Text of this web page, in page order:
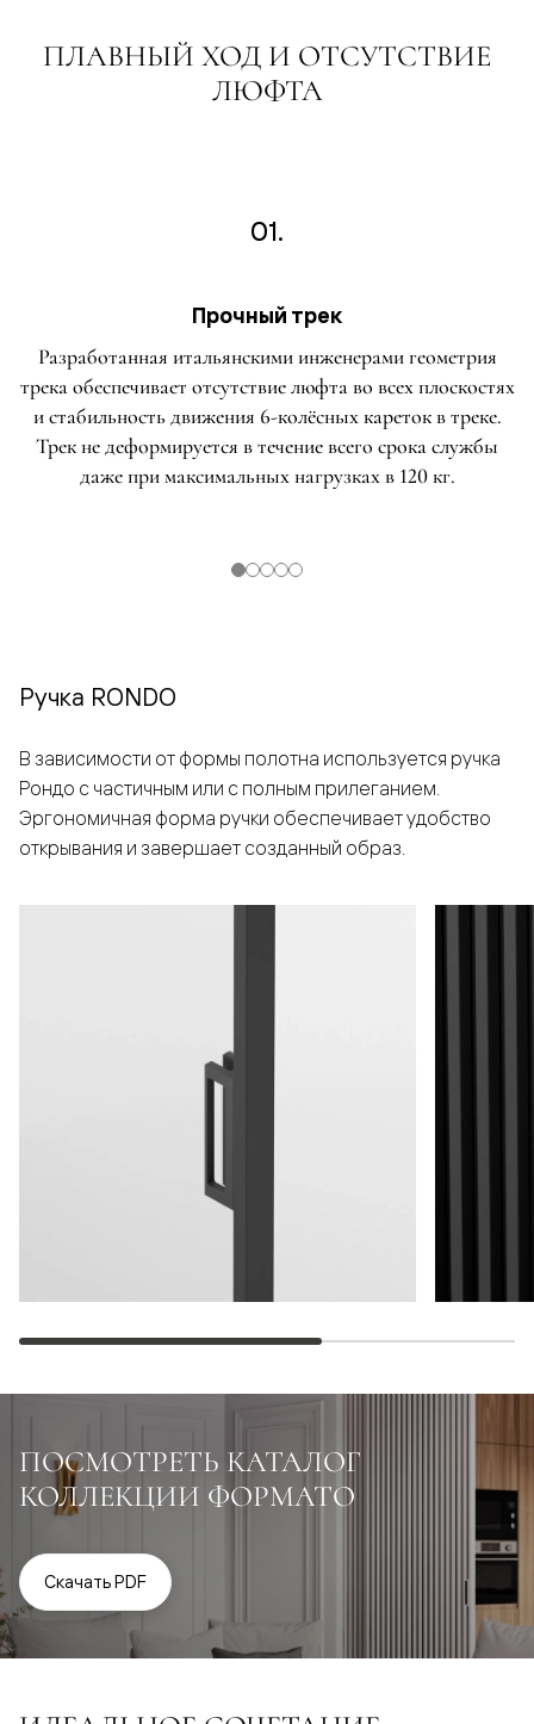
ПЛАВНЫЙ ХОД И ОТСУТСТВИЕ
ЛЮФТА
01.
Прочный трек
Разработанная итальянскими инженерами геометрия
трека обеспечивает отсутствие люфта во всех плоскостях
и стабильность движения 6-колёсных кареток в треке.
Трек не деформируется в течение всего срока службы
даже при максимальных нагрузках в 120 кг.
Ручка RONDO
В зависимости от формы полотна используется ручка
Рондо с частичным или с полным прилеганием.
Эргономичная форма ручки обеспечивает удобство
открывания и завершает созданный образ.
ПОСМОТРЕТЬ КАТАЛОГ
КОЛЛЕКЦИИ ФОРМАТО
Скачать PDF